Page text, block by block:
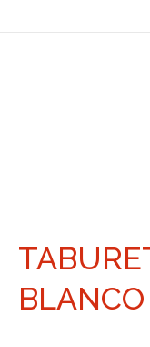
BLANCO